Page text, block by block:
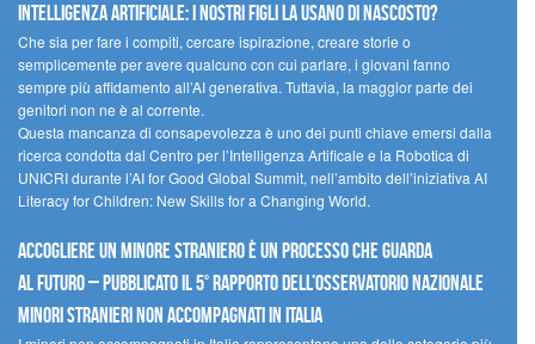
Intelligenza artificiale: i nostri figli la usano di nascosto?
Che sia per fare i compiti, cercare ispirazione, creare storie o
semplicemente per avere qualcuno con cui parlare, i giovani fanno
sempre più affidamento all’AI generativa. Tuttavia, la maggior parte dei
genitori non ne è al corrente.
Questa mancanza di consapevolezza è uno dei punti chiave emersi dalla
ricerca condotta dal Centro per l’Intelligenza Artificale e la Robotica di
UNICRI durante l’AI for Good Global Summit, nell’ambito dell’iniziativa AI
Literacy for Children: New Skills for a Changing World.
Accogliere un minore straniero è un processo che guarda
al futuro – Pubblicato il 5° rapporto dell’Osservatorio Nazionale
Minori Stranieri Non Accompagnati in Italia